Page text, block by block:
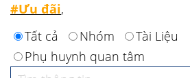
#Ưu đãi,
Tất cả
Nhóm
Tài Liệu
Phụ huynh quan tâm